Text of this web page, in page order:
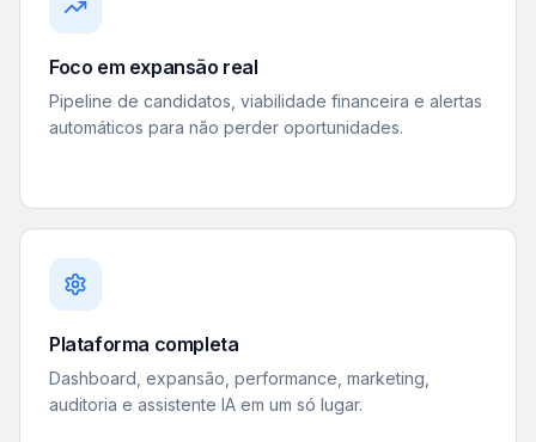
Foco em expansão real
Pipeline de candidatos, viabilidade financeira e alertas
automáticos para não perder oportunidades.
Plataforma completa
Dashboard, expansão, performance, marketing,
auditoria e assistente IA em um só lugar.